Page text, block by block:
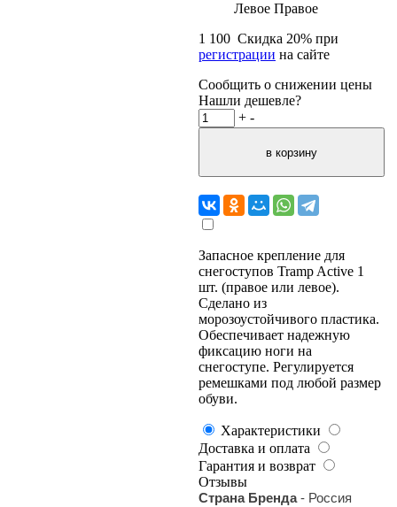
Левое Правое
1 100 Скидка 20% при
регистрации на сайте
Сообщить о снижении цены
Нашли дешевле?
+ -
Запасное крепление для
снегоступов Tramp Active 1
шт. (правое или левое).
Сделано из
морозоустойчивого пластика.
Обеспечивает надежную
фиксацию ноги на
снегоступе. Регулируется
ремешками под любой размер
обуви.
Характеристики
Доставка и оплата
Гарантия и возврат
Отзывы
Страна Бренда- Россия